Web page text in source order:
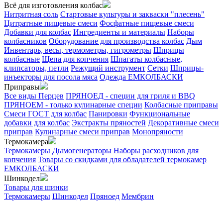
Всё для изготовления колбас
Нитритная соль Стартовые культуры и закваски "плесень"
Цитратные пищевые смеси Фосфатные пищевые смеси
Добавки для колбас Ингредиенты и материалы Наборы
колбасников Оборудование для производства колбас Дым
Инвентарь, весы, термометры, гигрометры Шприцы
колбасные Щепа для копчения Шпагаты колбасные,
клипсаторы, петли Режущий инструмент Сетки Шприцы-
инъекторы для посола мяса Одежда ЕМКОЛБАСКИ
Приправы
Все виды Перцев ПРЯНОЕД - специи для гриля и BBQ
ПРЯНОЕМ - только кулинарные специи Колбасные приправы
Смеси ГОСТ для колбас Панировки Функциональные
добавки для колбас Экстракты пряностей Декоративные смеси
приправ Кулинарные смеси приправ Монопряности
Термокамера
Термокамеры Дымогенераторы Наборы расходников для
копчения Товары со скидками для обладателей термокамер
ЕМКОЛБАСКИ
Шинкодел
Товары для шинки
Термокамеры Шинкодел Пряноед Мембрин